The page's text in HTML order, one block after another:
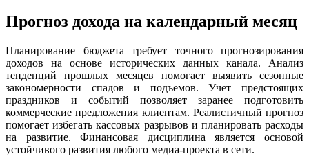
Прогноз дохода на календарный месяц
Планирование бюджета требует точного прогнозирования
доходов на основе исторических данных канала. Анализ
тенденций прошлых месяцев помогает выявить сезонные
закономерности спадов и подъемов. Учет предстоящих
праздников и событий позволяет заранее подготовить
коммерческие предложения клиентам. Реалистичный прогноз
помогает избегать кассовых разрывов и планировать расходы
на развитие. Финансовая дисциплина является основой
устойчивого развития любого медиа-проекта в сети.